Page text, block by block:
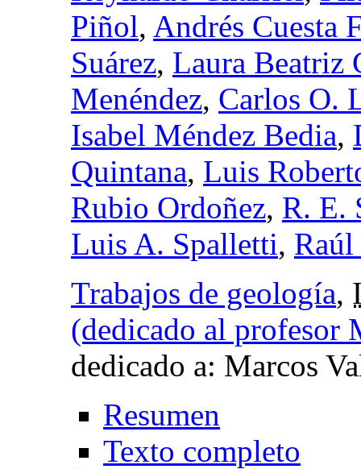
Piñol, Andrés Cuesta
Suárez, Laura Beatriz
Menéndez, Carlos O.
Isabel Méndez Bedia,
Quintana, Luis
Rubio Ordoñez, R. E.
Luis A. Spalletti,
Trabajos de geología,
(dedicado al profesor
dedicado a: Marcos
Resumen
Texto completo